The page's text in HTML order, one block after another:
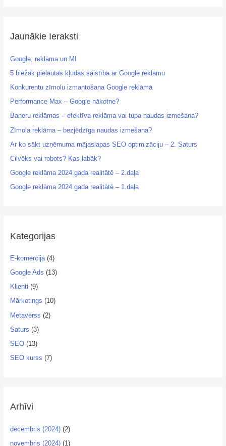
c
f
o
r
:
Jaunākie Ieraksti
Google, reklāma un MI
5 biežāk pieļautās kļūdas saistībā ar Google reklāmu
Konkurentu zīmolu izmantošana Google reklāmā
Performance Max – Google nākotne?
Baneru reklāmas – efektīva reklāma vai tupa naudas izmešana?
Zīmola reklāma – bezjēdzīga naudas izmešana?
Ar ko sākt uzņēmuma mājaslapas SEO optimizāciju – 2. Saturs
Cilvēks vai robots? Kas labāk?
Google reklāma 2024.gada realitātē – 2.daļa
Google reklāma 2024.gada realitātē – 1.daļa
Kategorijas
E-komercija(4)
Google Ads (13)
Klienti (9)
Mārketings (10)
Metaverss (2)
Saturs (3)
SEO(13)
SEO kurss (7)
Arhīvi
decembris (2024)(2)
novembris (2024)(1)